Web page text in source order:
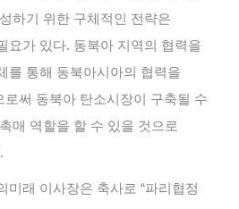
하기 위한 구체적인 전략은
요가 있다. 동북아 지역의 협력을
를 통해 동북아시아의 협력을
로써 동북아 탄소시장이 구축될 수
매 역할을 할 수 있을 것으로
미래 이사장은 축사로 “파리협정